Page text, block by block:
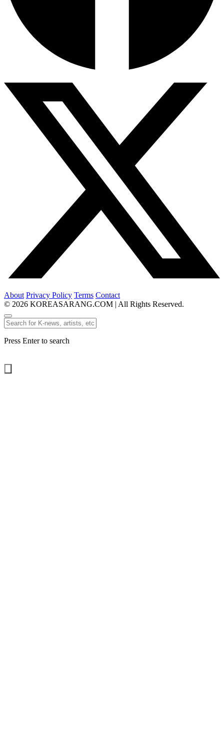
About Privacy Policy Terms Contact
© 2026 KOREASARANG.COM | All Rights Reserved.
Press Enter to search